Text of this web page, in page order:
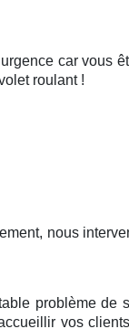
car vous
roulant !
nous
problème de
vos